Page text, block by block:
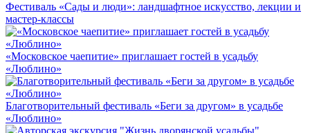
Фестиваль «Сады и люди»: ландшафтное искусство, лекции и
мастер-классы
«Московское чаепитие» приглашает гостей в усадьбу
«Люблино»
Благотворительный фестиваль «Беги за другом» в усадьбе
«Люблино»